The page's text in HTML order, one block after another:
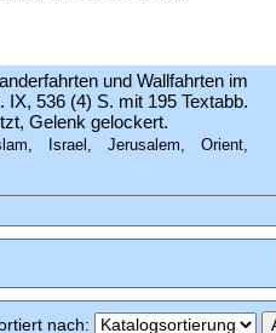
und Wallfahrten im
IX, 536 (4) S. mit 195 Textabb.
Gelenk gelockert.
Israel, Jerusalem, Orient,
nach: